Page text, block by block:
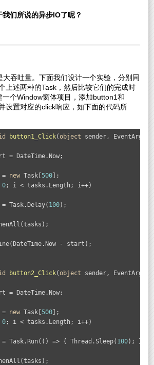
们所说的异步IO了呢？
吞吐量。下面我们设计一个实验，分别同
上述两种的Task，然后比较它们的完成时
一个Window窗体项目，添加button1和
设置对应的click响应，如下面的代码所
button1_Click(object sender, EventArgs
= DateTime.Now;
=
new Task[ 500 ];
0; i < tasks.Length; i++)
Task.Delay(
100);
- start);
button2_Click(object sender, EventArgs
= DateTime.Now;
=
new Task[ 500 ];
0; i < tasks.Length; i++)
Task.Run(() => { Thread.Sleep(
100); });